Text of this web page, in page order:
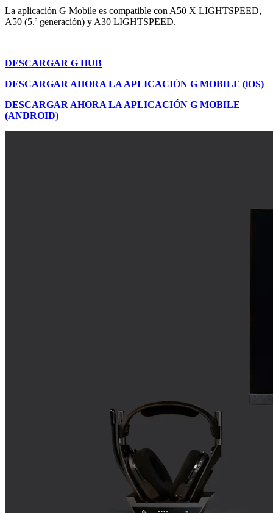
La aplicación G Mobile es compatible con A50 X LIGHTSPEED,
A50 (5.ª generación) y A30 LIGHTSPEED.
DESCARGAR G HUB
DESCARGAR AHORA LA APLICACIÓN G MOBILE (iOS)
DESCARGAR AHORA LA APLICACIÓN G MOBILE
(ANDROID)